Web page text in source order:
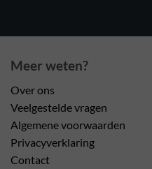
Meer weten?
Over ons
Veelgestelde vragen
Algemene voorwaarden
Privacyverklaring
Contact